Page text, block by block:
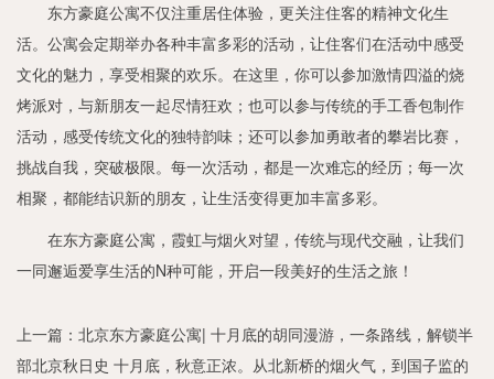
东方豪庭公寓不仅注重居住体验，更关注住客的精神文化生
活。公寓会定期举办各种丰富多彩的活动，让住客们在活动中感受
文化的魅力，享受相聚的欢乐。在这里，你可以参加激情四溢的烧
烤派对，与新朋友一起尽情狂欢；也可以参与传统的手工香包制作
活动，感受传统文化的独特韵味；还可以参加勇敢者的攀岩比赛，
挑战自我，突破极限。每一次活动，都是一次难忘的经历；每一次
相聚，都能结识新的朋友，让生活变得更加丰富多彩。
在东方豪庭公寓，霞虹与烟火对望，传统与现代交融，让我们
一同邂逅爱享生活的N种可能，开启一段美好的生活之旅！
上一篇： 北京东方豪庭公寓| 十月底的胡同漫游，一条路线，解锁半
部北京秋日史 十月底，秋意正浓。从北新桥的烟火气，到国子监的